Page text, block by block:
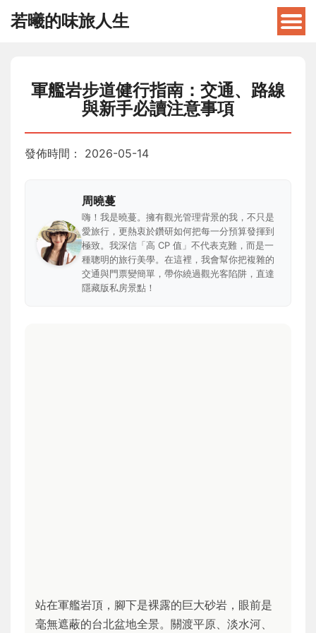
若曦的味旅人生
軍艦岩步道健行指南：交通、路線
與新手必讀注意事項
發佈時間： 2026-05-14
周曉蔓
嗨！我是曉蔓。擁有觀光管理背景的我，不只是
愛旅行，更熱衷於鑽研如何把每一分預算發揮到
極致。我深信「高 CP 值」不代表克難，而是一
種聰明的旅行美學。在這裡，我會幫你把複雜的
交通與門票變簡單，帶你繞過觀光客陷阱，直達
隱藏版私房景點！
站在軍艦岩頂，腳下是裸露的巨大砂岩，眼前是
毫無遮蔽的台北盆地全景。關渡平原、淡水河、